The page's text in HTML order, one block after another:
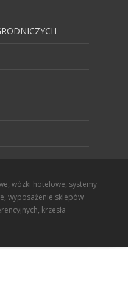
wózki hotelowe, systemy
wyposażenie sklepów
krzesła